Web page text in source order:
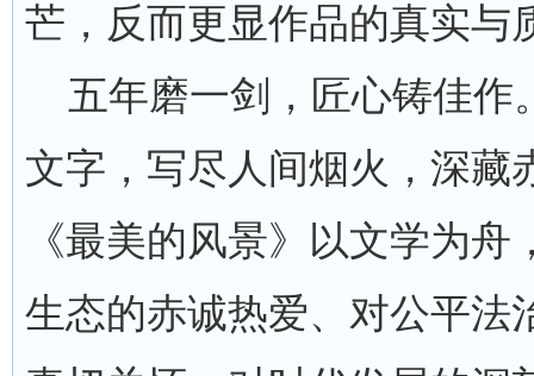
芒，反而更显作品的真实与
五年磨一剑，匠心铸佳作
文字，写尽人间烟火，深藏
《最美的风景》以文学为
生态的赤诚热爱、对公平法